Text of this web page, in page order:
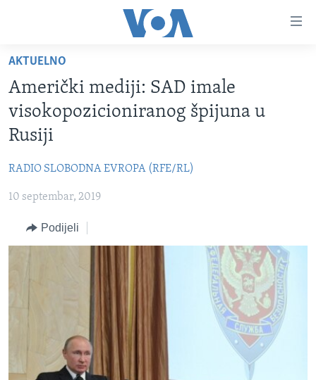
glavni
sadržaj
Pređi
na
glavnu
Idi
na
TV PROGRAM
VIDEO
FOTOGRAFIJE DANA
VIJESTI
SJEDINJENE AMERIČKE DRŽAVE
BOSNA I HERCEGOVINA
SVIJET
NAUKA I TEHNOLOGIJA
SPECIJALNI PROJEKTI
KORUPCIJA
ŽENSKA STRANA
IZBJEGLIČKA STRANA
O GLASU AMERIKE
AKTUELNO
Američki mediji: SAD imale
visokopozicioniranog špijuna u
Rusiji
RADIO SLOBODNA EVROPA (RFE/RL)
10 septembar, 2019
Podijeli